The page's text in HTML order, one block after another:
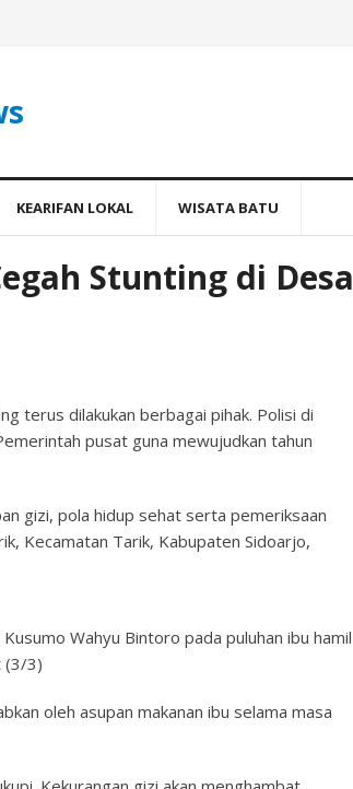
KEARIFAN LOKAL WISATA BATU
Stunting di Desa
terus dilakukan berbagai pihak. Polisi di
pusat guna mewujudkan tahun
gizi, pola hidup sehat serta pemeriksaan
Kecamatan Tarik, Kabupaten Sidoarjo,
Wahyu Bintoro pada puluhan ibu hamil
(3/3)
oleh asupan makanan ibu selama masa